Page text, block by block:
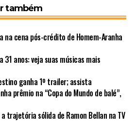
também
na cena pós-crédito de Homem-Aranha
anos: veja suas músicas mais
ganha 1º trailer; assista
prêmio na “Copa do Mundo de balé”,
trajetória sólida de Ramon Bellan na TV